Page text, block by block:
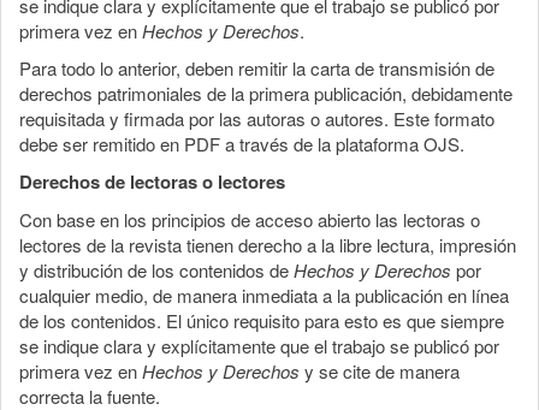
se indique clara y explícitamente que el trabajo se publicó por
primera vez enHechos y Derechos.
Para todo lo anterior, deben remitir la carta de transmisión de
derechos patrimoniales de la primera publicación, debidamente
requisitada y firmada por las autoras o autores. Este formato
debe ser remitido en PDF a través de la plataforma OJS.
Derechos de lectoras o lectores
Con base en los principios de acceso abierto las lectoras o
lectores de la revista tienen derecho a la libre lectura, impresión
y distribución de los contenidos deHechos y Derechos por
cualquier medio, de manera inmediata a la publicación en línea
de los contenidos. El único requisito para esto es que siempre
se indique clara y explícitamente que el trabajo se publicó por
primera vez enHechos y Derechos y se cite de manera
correcta la fuente.